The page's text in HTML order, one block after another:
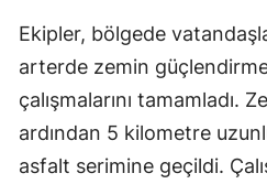
Ekipler, bölgede
arterde zemin
çalışmalarını tamamladı.
ardından 5 kilometre
asfalt serimine geçildi.